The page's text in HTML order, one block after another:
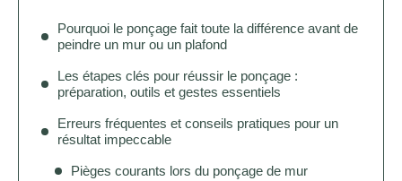
Pourquoi le ponçage fait toute la différence avant de
peindre un mur ou un plafond
Les étapes clés pour réussir le ponçage :
préparation, outils et gestes essentiels
Erreurs fréquentes et conseils pratiques pour un
résultat impeccable
Pièges courants lors du ponçage de mur